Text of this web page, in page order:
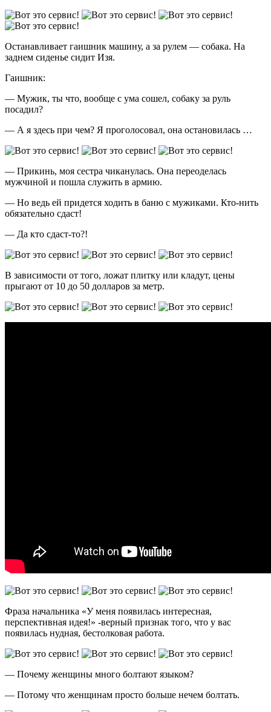
Останавливает гаишник машину, а за рулем — собака. На
заднем сиденье сидит Изя.
Гаишник:
— Мужик, ты что, вообще с ума сошел, собаку за руль
посадил?
— А я здесь при чем? Я проголосовал, она остановилась …
— Прикинь, моя сестра чиканулась. Она переоделась
мужчиной и пошла служить в армию.
— Но ведь ей придется ходить в баню с мужиками. Кто-нить
обязательно сдаст!
— Да кто сдаст-то?!
В зависимости от того, ложат плитку или кладут, цены
прыгают от 10 до 50 долларов за метр.
Фраза начальника «У меня появилась интересная,
перспективная идея!» -верный признак того, что у вас
появилась нудная, бестолковая работа.
— Почему женщины много болтают языком?
— Потому что женщинам просто больше нечем болтать.